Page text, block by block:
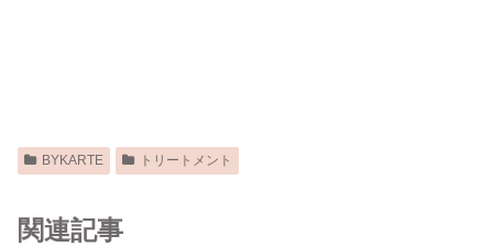
BYKARTE トリートメント
関連記事